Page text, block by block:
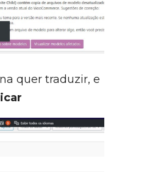
quer traduzir, e